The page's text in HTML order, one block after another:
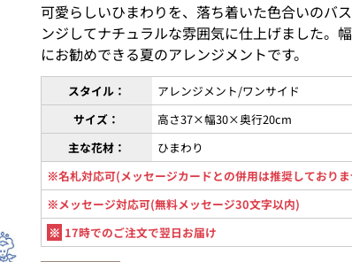
可愛らしいひまわりを、落ち着いた色合いのバ
ンジしてナチュラルな雰囲気に仕上げました。
にお勧めできる夏のアレンジメントです。
スタイル：
アレンジメント/ワンサイド
サイズ：
高さ37×幅30×奥行20cm
主な花材：
ひまわり
※名札対応可(メッセージカードとの併用は推奨しており
※メッセージ対応可(無料メッセージ30文字以内)
※ 17時でのご注文で翌日お届け